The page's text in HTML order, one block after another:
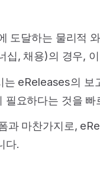
도달하는 물리적
십, 채용)의 경우,
는 eReleases의 보
요하다는 것을 빠
과 마찬가지로,
다.